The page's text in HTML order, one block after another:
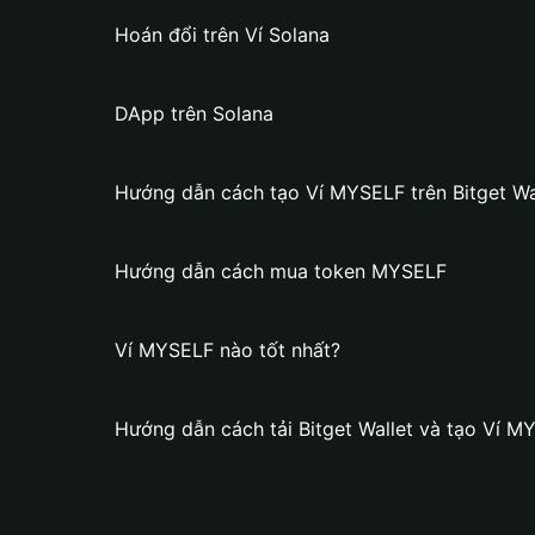
Hoán đổi trên Ví Solana
DApp trên Solana
Hướng dẫn cách tạo Ví MYSELF trên Bitget
Hướng dẫn cách mua token MYSELF
Ví MYSELF nào tốt nhất?
Hướng dẫn cách tải Bitget Wallet và tạo Ví